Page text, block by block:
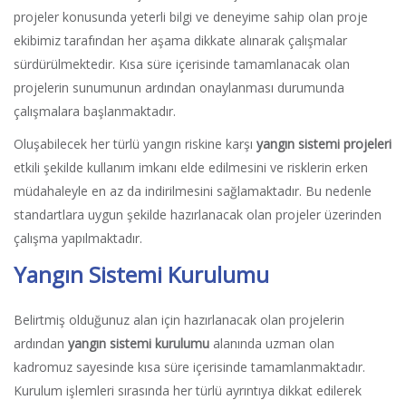
projeler konusunda yeterli bilgi ve deneyime sahip olan proje
ekibimiz tarafından her aşama dikkate alınarak çalışmalar
sürdürülmektedir. Kısa süre içerisinde tamamlanacak olan
projelerin sunumunun ardından onaylanması durumunda
çalışmalara başlanmaktadır.
Oluşabilecek her türlü yangın riskine karşı yangın sistemi projeleri
etkili şekilde kullanım imkanı elde edilmesini ve risklerin erken
müdahaleyle en az da indirilmesini sağlamaktadır. Bu nedenle
standartlara uygun şekilde hazırlanacak olan projeler üzerinden
çalışma yapılmaktadır.
Yangın Sistemi Kurulumu
Belirtmiş olduğunuz alan için hazırlanacak olan projelerin
ardından yangın sistemi kurulumu alanında uzman olan
kadromuz sayesinde kısa süre içerisinde tamamlanmaktadır.
Kurulum işlemleri sırasında her türlü ayrıntıya dikkat edilerek